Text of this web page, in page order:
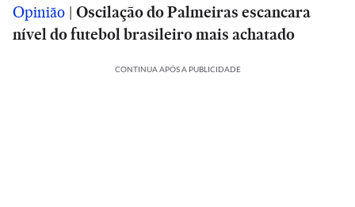
Opinião | Oscilação do Palmeiras escancara
nível do futebol brasileiro mais achatado
CONTINUA APÓS A PUBLICIDADE